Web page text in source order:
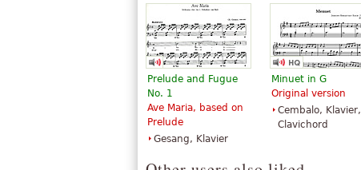
Prelude and Fugue
No. 1
Ave Maria, based on
Prelude
Gesang, Klavier
Minuet in G
Original version
Cembalo, Klavier,
Clavichord